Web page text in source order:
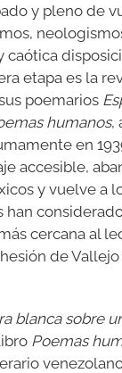
y pleno de
caótica
etapa es la
poemarios
humanos,
en
accesible,
y vuelve a
han
cercana al
de
blanca sobre
Poemas